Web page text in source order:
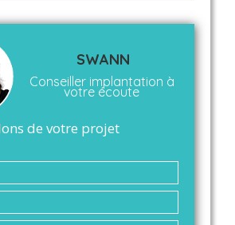
SWANN
Conseiller implantation à
votre écoute
de votre projet